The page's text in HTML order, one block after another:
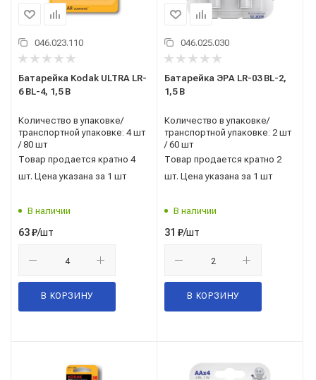
046.023.110
Батарейка Kodak ULTRA LR-
6 BL-4, 1,5 В
Количество в упаковке/
транспортной упаковке: 4 шт
/ 80 шт
Товар продается кратно 4
шт. Цена указана за 1 шт
В наличии
63₽/шт
В КОРЗИНУ
046.025.030
Батарейка ЭРА LR-03 BL-2,
1,5 В
Количество в упаковке/
транспортной упаковке: 2 шт
/ 60 шт
Товар продается кратно 2
шт. Цена указана за 1 шт
В наличии
31 ₽/шт
В КОРЗИНУ